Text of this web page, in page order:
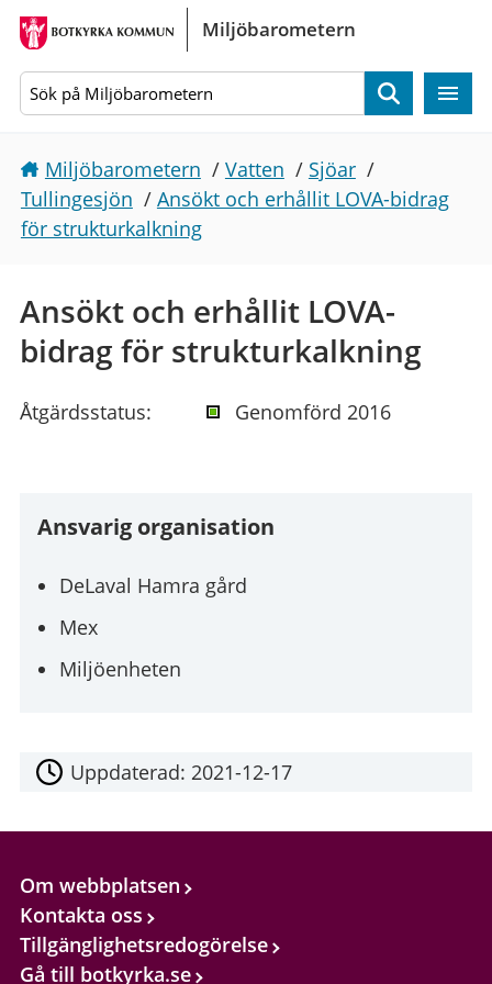
Gå direkt till sidans innehåll
Miljöbarometern
Sök
Miljöbarometern / Vatten / Sjöar /
Tullingesjön / Ansökt och erhållit LOVA-bidrag
för strukturkalkning
Ansökt och erhållit LOVA-
bidrag för strukturkalkning
Åtgärdsstatus: Genomförd 2016
Ansvarig organisation
DeLaval Hamra gård
Mex
Miljöenheten
Uppdaterad:2021-12-17
Om webbplatsen
Kontakta oss
Tillgänglighetsredogörelse
Gå till botkyrka.se